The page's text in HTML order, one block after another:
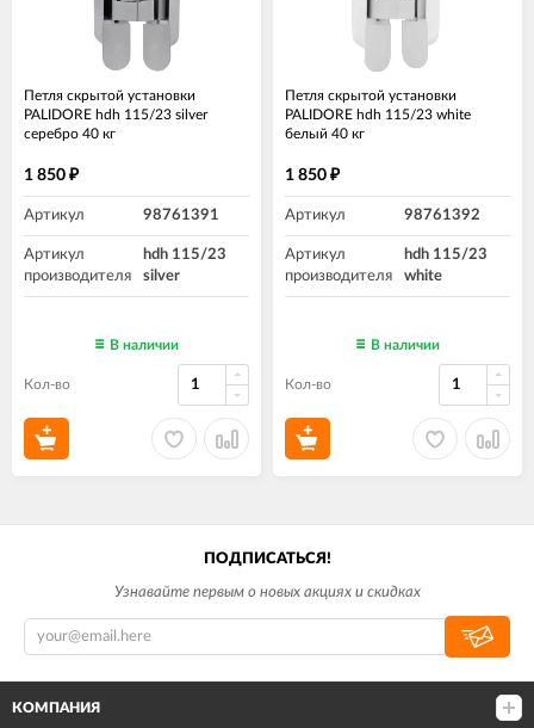
Петля скрытой установки
PALIDORE hdh 115/23 silver
серебро 40 кг
1 850 ₽
Артикул 98761391
Артикул
производителя
hdh 115/23
silver
В наличии
Кол-во
Петля скрытой установки
PALIDORE hdh 115/23 white
белый 40 кг
1 850 ₽
Артикул 98761392
Артикул
производителя
hdh 115/23
white
В наличии
Кол-во
ПОДПИСАТЬСЯ!
Узнавайте первым о новых акциях и скидках
КОМПАНИЯ